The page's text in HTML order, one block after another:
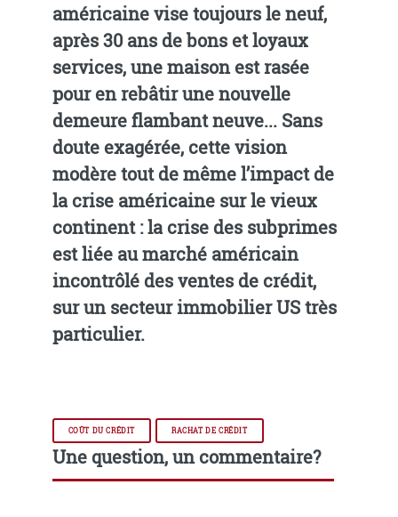
américaine vise toujours le neuf,
après 30 ans de bons et loyaux
services, une maison est rasée
pour en rebâtir une nouvelle
demeure flambant neuve... Sans
doute exagérée, cette vision
modère tout de même l’impact de
la crise américaine sur le vieux
continent : la crise des subprimes
est liée au marché américain
incontrôlé des ventes de crédit,
sur un secteur immobilier US très
particulier.
COÛT DU CRÉDIT RACHAT DE CRÉDIT
Une question, un commentaire?